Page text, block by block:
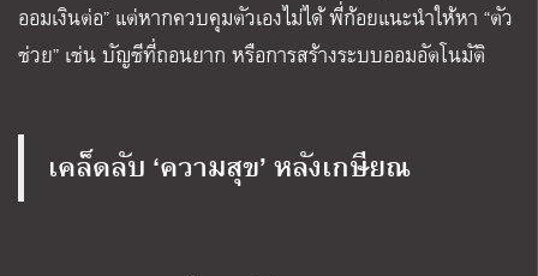
ออมเงินต่อ” แต่หากควบคุมตัวเองไม่ได้ พี่ก้อยแนะนำให้หา “ตัว
ช่วย” เช่น บัญชีที่ถอนยาก หรือการสร้างระบบออมอัตโนมัติ
เคล็ดลับ ‘ความสุข’ หลังเกษียณ